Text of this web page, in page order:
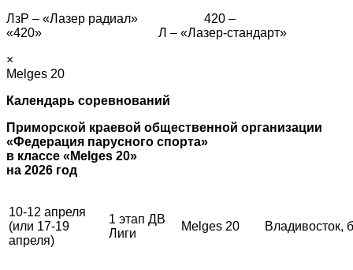
ЛзР – «Лазер радиал» 420 –
«420» Л – «Лазер-стандарт»
×
Melges 20
Календарь соревнований
Приморской краевой общественной организации
«Федерация парусного спорта»
в классе «Melges 20»
на 2026 год
10-12 апреля
(или 17-19
апреля)
1 этап ДВ
Лиги
Melges 20 Владивосток,